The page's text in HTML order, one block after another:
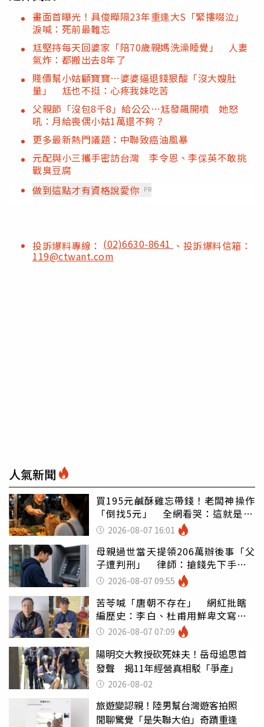
畫面首曝光！具俊曄隔23年重逢大S「緊摟啜泣」
淚喊：死前最難忘
尪堅持每天回婆家「陪70歲親媽洗澡睡覺」 人妻
氣炸：都搬出去8年了
賤價幫小姑顧寶寶…婆婆逼退錢狠酸「沒大嫂肚
量」 尪也不挺：心疼我妹吃苦
父親節「沒包8千8」給公公…尪發飆開噴 她怒
吼：月給喪偶小姑1萬還不夠？
更多最新熱門議題：中聯致癌油風暴
元配與小三攜手密訪台灣 李令恩、李倸英不敢挑
戰臭豆腐
做到這點才有資格說愛你 PR
投訴爆料專線： (02)6630-8641 、投訴爆料信箱：
119@ctwant.com
人氣新聞
買195元鹹酥雞忘帶錢！老闆神操作
「倒找5元」 全網看哭：這就是台
灣 2026-08-07 16:01
母親過世當天提領206萬辦後事「父
子遭判刑」 律師：搶錢先下手是
罪 2026-08-07 09:55
苦苓喊「唐朝不存在」 網紅批瞎
編歷史：李白、杜甫用鮮卑文寫
詩？2026-08-07 07:09
陽明交大教授砍死妹夫！岳母追思首
發聲 揭11年經營真相駁「爭產」
2026-08-02
旅遊變認親！陸男幫台灣遊客拍照
閒聊驚覺「是失聯大伯」奇蹟重逢